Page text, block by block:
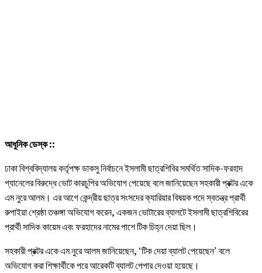
আধুনিক ডেস্ক ::
ঢাকা বিশ্ববিদ্যালয় কর্তৃপক্ষ ডাকসু নির্বাচনে ইসলামী ছাত্রশিবির সমর্থিত সাদিক-ফরহাদ
প্যানেলের বিরুদ্ধে ভোট কারচুপির অভিযোগ পেয়েছে বলে জানিয়েছেন সহকারী প্রক্টর একে
এম নুরে আলম। এর আগে কেন্দ্রীয় ছাত্র সংসদের ক্যারিয়ার বিষয়ক পদে স্বতন্ত্র প্রার্থী
রুপাইয়া শ্রেষ্ঠা তঞ্চঙ্গা অভিযোগ করেন, একজন ভোটারের ব্যালটে ইসলামী ছাত্রশিবিরের
প্রার্থী সাদিক কায়েম এবং ফরহাদের নামের পাশে টিক চিহ্ন দেয়া ছিল।
সহকারী প্রক্টর একে এম নুরে আলম জানিয়েছেন, ‘টিক দেয়া ব্যালট পেয়েছেন’ বলে
অভিযোগ করা শিক্ষার্থীকে পরে আরেকটি ব্যালট পেপার দেওয়া হয়েছে।